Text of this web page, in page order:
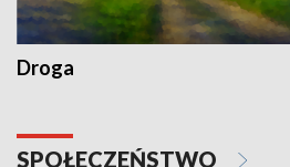
Droga
SPOŁECZEŃSTWO